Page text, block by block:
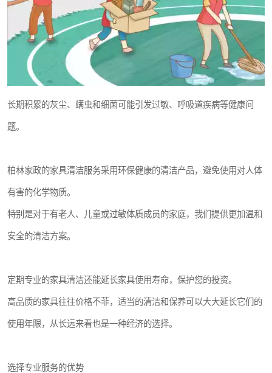
长期积累的灰尘、螨虫和细菌可能引发过敏、呼吸道疾病等健康问
题。
柏林家政的家具清洁服务采用环保健康的清洁产品，避免使用对人体
有害的化学物质。
特别是对于有老人、儿童或过敏体质成员的家庭，我们提供更加温和
安全的清洁方案。
定期专业的家具清洁还能延长家具使用寿命，保护您的投资。
高品质的家具往往价格不菲，适当的清洁和保养可以大大延长它们的
使用年限，从长远来看也是一种经济的选择。
选择专业服务的优势